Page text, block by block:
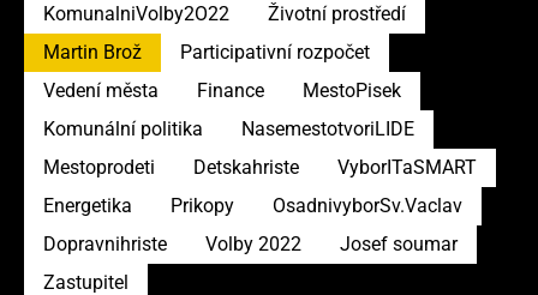
KomunalniVolby2O22
Životní prostředí
Martin Brož
Participativní rozpočet
Vedení města
Finance
MestoPisek
Komunální politika
NasemestotvoriLIDE
Mestoprodeti
Detskahriste
VyborITaSMART
Energetika
Prikopy
OsadnivyborSv.Vaclav
Dopravnihriste
Volby 2022
Josef soumar
Zastupitel